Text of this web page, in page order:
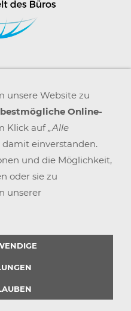
PARTNERPROGRAMM
WIDERRUF BUTTON
GMBH
unsere Website zu
bestmögliche Online-
Klick auf„Alle
damit einverstanden.
und die Möglichkeit,
oder sie zu
unserer